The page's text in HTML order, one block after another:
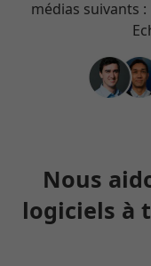
médias suivants :
Nous
logiciels à